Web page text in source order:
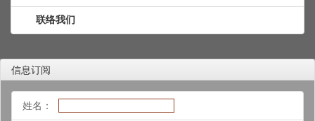
联络我们
信息订阅
姓名：